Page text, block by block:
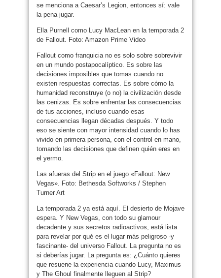
se menciona a Caesar’s Legion, entonces sí: vale
la pena jugar.
Ella Purnell como Lucy MacLean en la temporada 2
de Fallout. Foto: Amazon Prime Video
Fallout como franquicia no es solo sobre sobrevivir
en un mundo postapocalíptico. Es sobre las
decisiones imposibles que tomas cuando no
existen respuestas correctas. Es sobre cómo la
humanidad reconstruye (o no) la civilización desde
las cenizas. Es sobre enfrentar las consecuencias
de tus acciones, incluso cuando esas
consecuencias llegan décadas después. Y todo
eso se siente con mayor intensidad cuando lo has
vivido en primera persona, con el control en mano,
tomando las decisiones que definen quién eres en
el yermo.
Las afueras del Strip en el juego «Fallout: New
Vegas». Foto: Bethesda Softworks / Stephen
Turner Art
La temporada 2 ya está aquí. El desierto de Mojave
espera. Y New Vegas, con todo su glamour
decadente y sus secretos radioactivos, está lista
para revelar por qué es el lugar más peligroso -y
fascinante- del universo Fallout. La pregunta no es
si deberías jugar. La pregunta es: ¿Cuánto quieres
que resuene la experiencia cuando Lucy, Maximus
y The Ghoul finalmente lleguen al Strip?